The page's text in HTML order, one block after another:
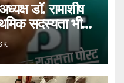
डॉ. रामाशीष
सदस्यता भी